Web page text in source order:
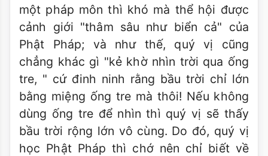
một pháp môn thì khó mà thể hội được
cảnh giới "thâm sâu như biển cả" của
Phật Pháp; và như thế, quý vị cũng
chẳng khác gì "kẻ khờ nhìn trời qua ống
tre, " cứ đinh ninh rằng bầu trời chỉ lớn
bằng miệng ống tre mà thôi! Nếu không
dùng ống tre để nhìn thì quý vị sẽ thấy
bầu trời rộng lớn vô cùng. Do đó, quý vị
học Phật Pháp thì chớ nên chỉ biết về